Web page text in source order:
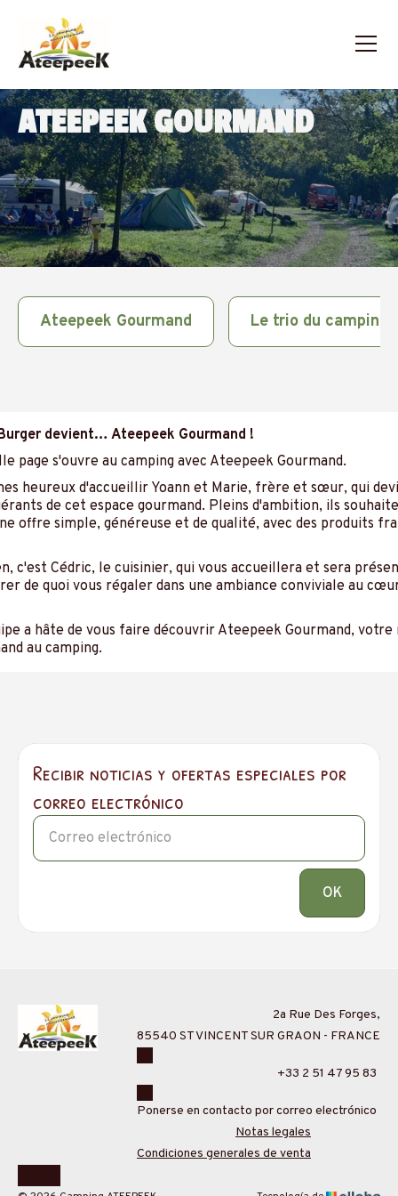
ATEEPEEK GOURMAND
Ateepeek Gourmand Le trio du camping
devient… Ateepeek Gourmand !
page s'ouvre au camping avec Ateepeek Gourmand.
heureux d'accueillir Yoann et Marie, frère et sœur, qui
de cet espace gourmand. Pleins d'ambition, ils
offre simple, généreuse et de qualité, avec des produits
c'est Cédric, le cuisinier, qui vous accueillera et sera
de quoi vous régaler dans une ambiance conviviale au
a hâte de vous faire découvrir Ateepeek Gourmand, votre
au camping.
Recibir noticias y ofertas especiales por
correo electrónico
OK
2a Rue Des Forges,
85540 ST VINCENT SUR GRAON - FRANCE
+33 2 51 47 95 83
Ponerse en contacto por correo electrónico
Notas legales
Condiciones generales de venta